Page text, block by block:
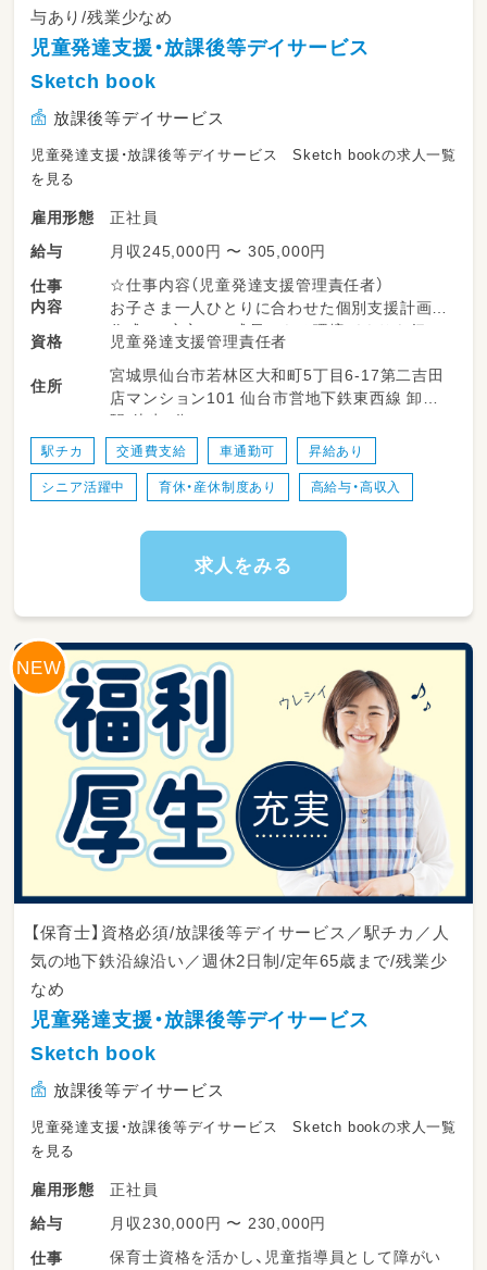
与あり/残業少なめ
児童発達支援・放課後等デイサービス
Sketch book
放課後等デイサービス
児童発達支援・放課後等デイサービス Sketch bookの求人一覧
を見る
雇用形態
正社員
給与
月収245,000円 〜 305,000円
仕事
内容
☆仕事内容（児童発達支援管理責任者）
お子さま一人ひとりに合わせた個別支援計画を
作成し、安心して成長できる環境づくりを行っ
ていただきます。
具体的には…
保護者様との面談・相談支援
関係機関（学校・相談支援事業所など）との連携
スタッフへの支援内容の共有・助言
お子さまへの療育支援
学校・ご自宅への送迎業務（必要に応じて）
環境◎
スタッフ同士で相談しやすく、チームワークを
大切にしています！
これまでの経験や資格を活かして活躍できます
♪
管理業務だけでなく、お子さまの成長を身近で
感じられるやりがいのあるお仕事です☆彡
資格 児童発達支援管理責任者
住所
宮城県仙台市若林区大和町5丁目6-17第二吉田
店マンション101 仙台市営地下鉄東西線 卸町
駅 徒歩4分
駅チカ 交通費支給 車通勤可 昇給あり
シニア活躍中 育休・産休制度あり 高給与・高収入
求人をみる
【保育士】資格必須/放課後等デイサービス／駅チカ／人
気の地下鉄沿線沿い／週休2日制/定年65歳まで/残業少
なめ
児童発達支援・放課後等デイサービス
Sketch book
放課後等デイサービス
児童発達支援・放課後等デイサービス Sketch bookの求人一覧
を見る
雇用形態
正社員
給与
月収230,000円 〜 230,000円
仕事 保育士資格を活かし、児童指導員として障がい